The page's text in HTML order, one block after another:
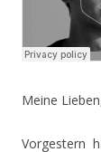
Meine
Vorgestern